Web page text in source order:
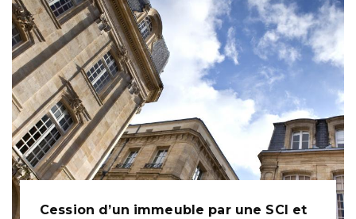
Cession d’un immeuble par une SCI et